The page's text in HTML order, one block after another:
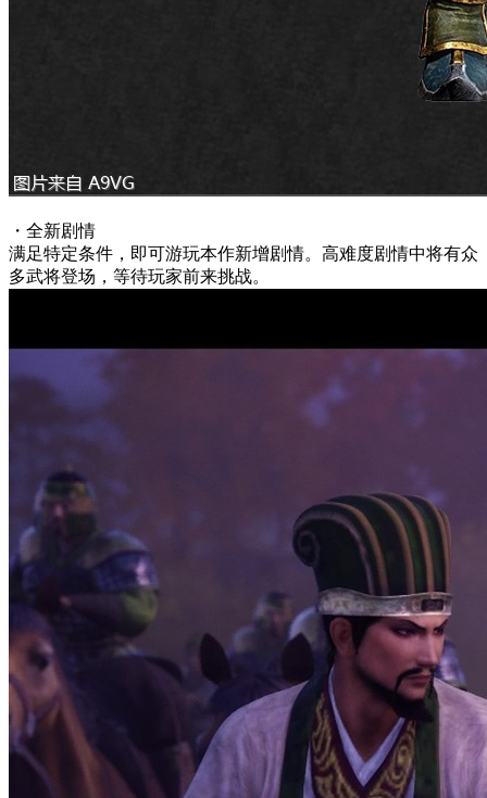
・全新剧情
满足特定条件，即可游玩本作新增剧情。高难度剧情中将有众
多武将登场，等待玩家前来挑战。